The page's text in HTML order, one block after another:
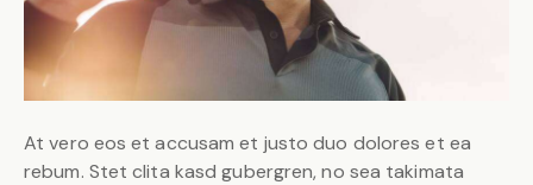
At vero eos et accusam et justo duo dolores et ea
rebum. Stet clita kasd gubergren, no sea takimata